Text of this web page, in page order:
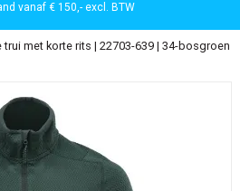
vanaf € 150,- excl. BTW
met korte rits | 22703-639 | 34-bosgroen